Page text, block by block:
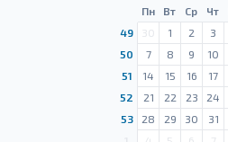
Пн Вт Ср Чт
49
30 1 2 3
50
7 8 9 10
51
14 15 16 17
52
21 22 23 24
53
28 29 30 31